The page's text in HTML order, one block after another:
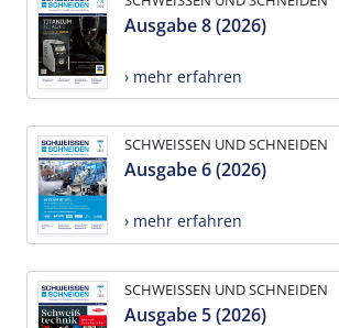
Ausgabe 8 (2026)
› mehr erfahren
SCHWEISSEN UND SCHNEIDEN
Ausgabe 6 (2026)
› mehr erfahren
SCHWEISSEN UND SCHNEIDEN
Ausgabe 5 (2026)